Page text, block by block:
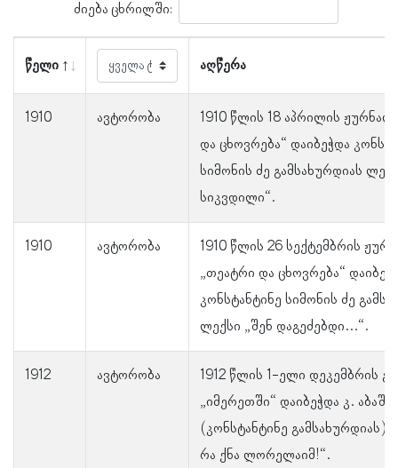
ძიება ცხრილში:
წელი აღწერა
1910 ავტორობა
1910 წლის 18 აპრილის
და ცხოვრება“ დაიბეჭდა
სიმონის ძე გამსახურდიას
სიკვდილი“.
1910 ავტორობა
1910 წლის 26 სექტემბრის
„თეატრი და ცხოვრება“
კონსტანტინე სიმონის ძე
ლექსი „შენ დაგეძებდი...“.
1912 ავტორობა
1912 წლის 1-ელი დეკემბრის
„იმერეთში“ დაიბეჭდა კ.
(კონსტანტინე გამსახურდიას)
რა ქნა ლორელაიმ!“.